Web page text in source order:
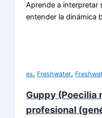
Aprende a interpretar
entender la dinámica
es, Freshwater,
Guppy (Poecilia
profesional